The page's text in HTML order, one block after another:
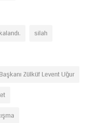
silah
Zülküf Levent Uğur